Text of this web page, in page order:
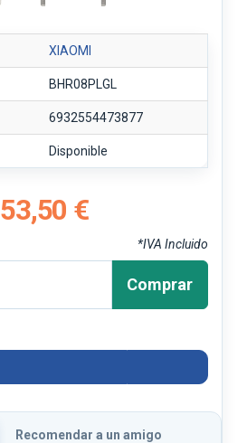
XIAOMI
BHR08PLGL
6932554473877
Disponible
53,50 €
*IVA Incluido
Comprar
Recomendar a un amigo